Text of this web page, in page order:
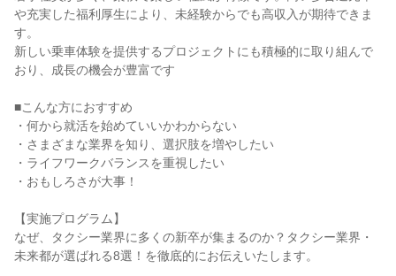
や充実した福利厚生により、未経験からでも高収入が期待できま
す。
新しい乗車体験を提供するプロジェクトにも積極的に取り組んで
おり、成長の機会が豊富です
■こんな方におすすめ
・何から就活を始めていいかわからない
・さまざまな業界を知り、選択肢を増やしたい
・ライフワークバランスを重視したい
・おもしろさが大事！
【実施プログラム】
なぜ、タクシー業界に多くの新卒が集まるのか？タクシー業界・
未来都が選ばれる8選！を徹底的にお伝えいたします。